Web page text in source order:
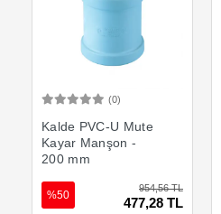
(0)
Kalde PVC-U Mute
Kayar Manşon -
200 mm
954,56 TL
477,28 TL
%50